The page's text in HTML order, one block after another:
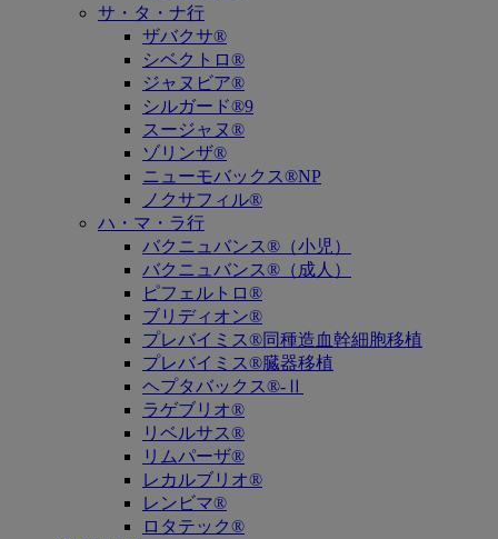
サ・タ・ナ行
ザバクサ®
シベクトロ®
ジャヌビア®
シルガード®9
スージャヌ®
ゾリンザ®
ニューモバックス®NP
ノクサフィル®
ハ・マ・ラ行
バクニュバンス®（小児）
バクニュバンス®（成人）
ピフェルトロ®
ブリディオン®
プレバイミス®同種造血幹細胞移植
プレバイミス®臓器移植
ヘプタバックス®-Ⅱ
ラゲブリオ®
リベルサス®
リムパーザ®
レカルブリオ®
レンビマ®
ロタテック®